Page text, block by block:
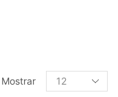
Mostrar